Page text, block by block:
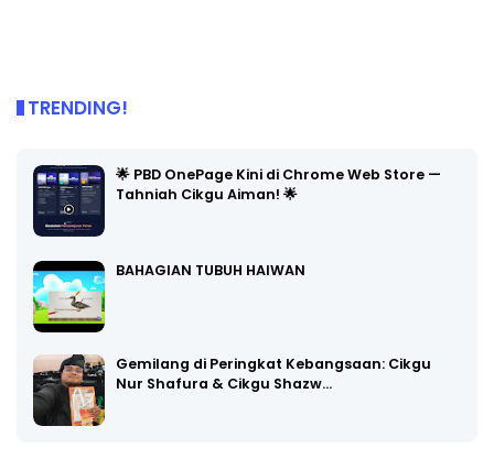
TRENDING!
🌟 PBD OnePage Kini di Chrome Web Store —
Tahniah Cikgu Aiman! 🌟
BAHAGIAN TUBUH HAIWAN
Gemilang di Peringkat Kebangsaan: Cikgu
Nur Shafura & Cikgu Shazw…